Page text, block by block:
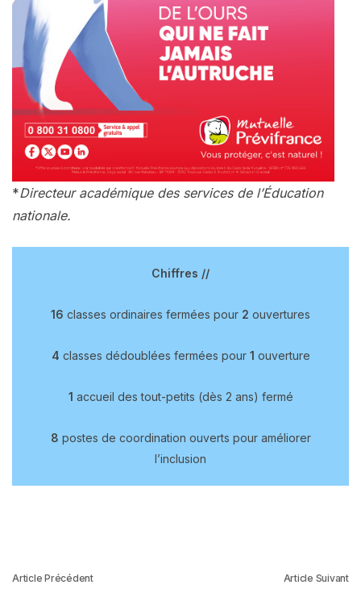
*Directeur académique des services de l’Éducation
nationale.
Chiffres //
16 classes ordinaires fermées pour 2 ouvertures
4 classes dédoublées fermées pour 1 ouverture
1 accueil des tout-petits (dès 2 ans) fermé
8 postes de coordination ouverts pour améliorer
l’inclusion
Article Précédent Article Suivant